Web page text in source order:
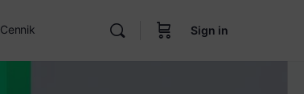
Cennik Sign in